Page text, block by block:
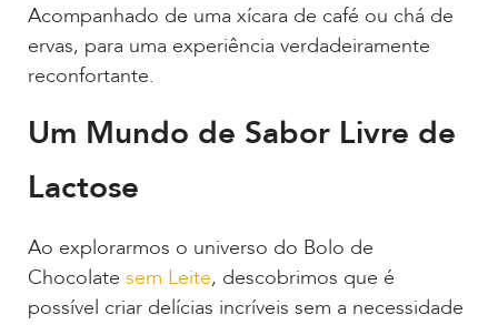
Acompanhado de uma xícara de café ou chá de
ervas, para uma experiência verdadeiramente
reconfortante.
Um Mundo de Sabor Livre de
Lactose
Ao explorarmos o universo do Bolo de
Chocolate sem Leite, descobrimos que é
possível criar delícias incríveis sem a necessidade